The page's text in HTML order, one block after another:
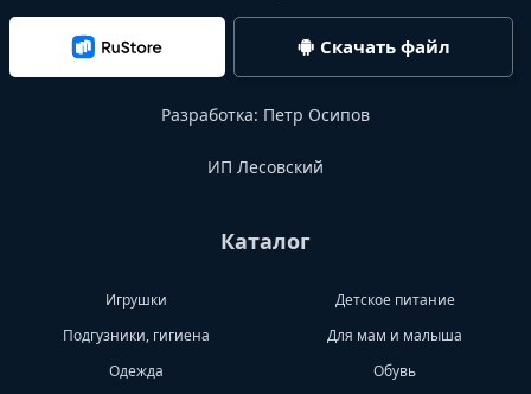
Скачать файл
Разработка: Петр Осипов
ИП Лесовский
Каталог
Игрушки
Детское питание
Подгузники, гигиена
Для мам и малыша
Одежда
Обувь